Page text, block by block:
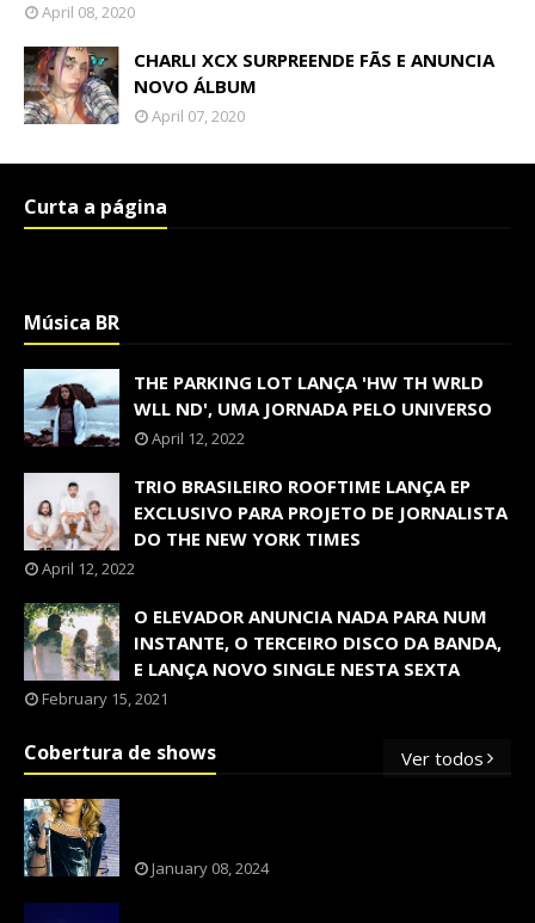
April 08, 2020
CHARLI XCX SURPREENDE FÃS E ANUNCIA
NOVO ÁLBUM
April 07, 2020
Curta a página
Música BR
THE PARKING LOT LANÇA 'HW TH WRLD
WLL ND', UMA JORNADA PELO UNIVERSO
April 12, 2022
TRIO BRASILEIRO ROOFTIME LANÇA EP
EXCLUSIVO PARA PROJETO DE JORNALISTA
DO THE NEW YORK TIMES
April 12, 2022
O ELEVADOR ANUNCIA NADA PARA NUM
INSTANTE, O TERCEIRO DISCO DA BANDA,
E LANÇA NOVO SINGLE NESTA SEXTA
February 15, 2021
Cobertura de shows Ver todos
January 08, 2024